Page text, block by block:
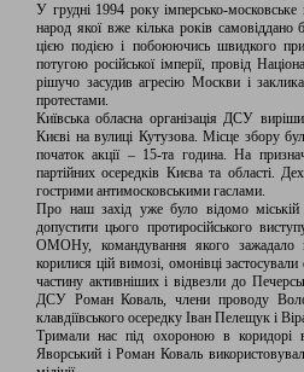
У грудні 1994 року імперсько-московське
народ якої вже кілька років
цією подією і побоюючись швидкого
потугою російської імперії, провід
рішучо засудив агресію Москви і
протестами.
Київська обласна організація ДСУ
Києві на вулиці Кутузова. Місце збору
початок акції – 15-та година. На
партійних осередків Києва та області.
гострими антимосковськими гаслами.
Про наш захід уже було відомо
допустити цього протиросійського
ОМОНу, командування якого зажадало
корилися цій вимозі, омонівці
частину активніших і відвезли до
ДСУ Роман Коваль, члени проводу
клавдіївського осередку Іван Пелещук і
Тримали нас під охороною в коридорі
Яворський і Роман Коваль